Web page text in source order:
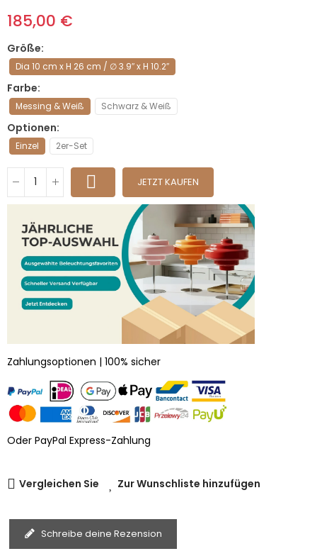
185,00 €
Größe
Dia 10 cm x H 26 cm / ∅ 3.9″ x H 10.2″
Farbe
Messing & Weiß Schwarz & Weiß
Optionen
Einzel 2er-Set
JETZT KAUFEN
Zahlungsoptionen | 100% sicher
Oder PayPal Express-Zahlung
Vergleichen Sie Zur Wunschliste hinzufügen
Schreibe deine Rezension